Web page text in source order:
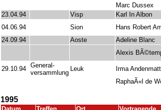
Marc Dussex
23.04.94
Visp Karl In Albon
04.06.94
Sion Hans Robert
24.09.94
Aoste Adeline Blanc
Alexis
29.10.94 General-
versammlung
Leuk Irma
RaphaÃ«l de
1995